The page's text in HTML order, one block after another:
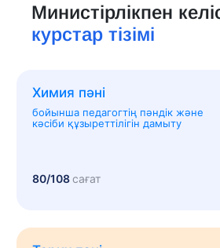
Министірлікпен
курстар тізімі
Химия пәні
бойынша педагогтің пәндік және
кәсіби құзыреттілігін дамыту
80/108сағат